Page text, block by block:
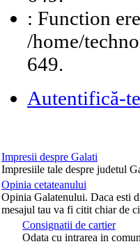
: Function
/home/
649.
Autentifică-te
Impresii despre Galati
Impresiile tale despre judetul
Opinia cetateanului
Opinia Galatenului. Daca esti
mesajul tau va fi citit chiar de
Consignatii de cartier
Odata cu intrarea in